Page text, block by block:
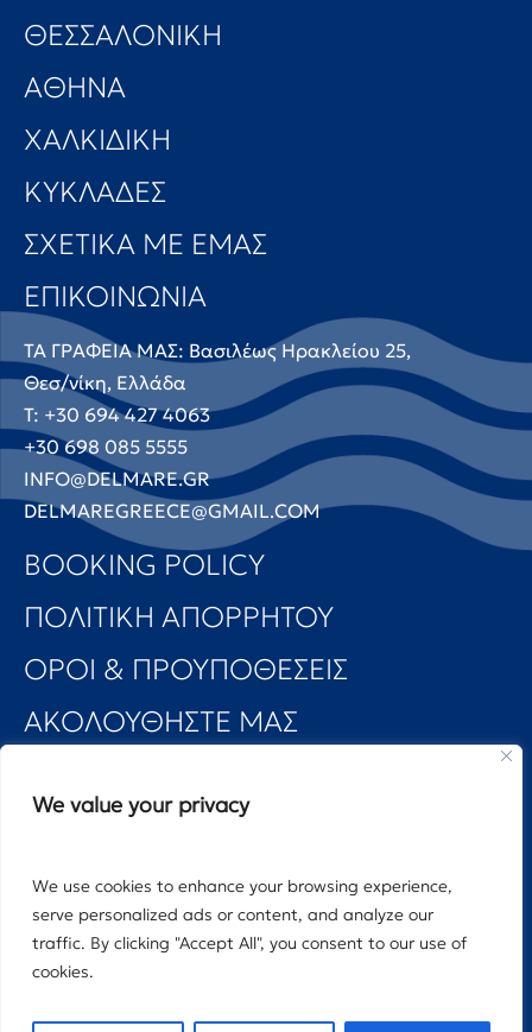
We value your privacy
We use cookies to enhance your browsing experience,
cookies.
Customize
ΘΕΣΣΑΛΟΝΙΚΗ
ΑΘΗΝΑ
ΧΑΛΚΙΔΙΚΗ
ΚΥΚΛΑΔΕΣ
ΣΧΕΤΙΚΑ ΜΕ ΕΜΑΣ
ΕΠΙΚΟΙΝΩΝΙΑ
ΤΑ ΓΡΑΦΕΙΑ ΜΑΣ: Βασιλέως Ηρακλείου 25,
Θεσ/νίκη, Ελλάδα
T: +30 694 427 4063
+30 698 085 5555
INFO@DELMARE.GR
DELMAREGREECE@GMAIL.COM
BOOKING POLICY
ΠΟΛΙΤΙΚΗ ΑΠΟΡΡΗΤΟΥ
ΟΡΟΙ & ΠΡΟΥΠΟΘΕΣΕΙΣ
ΑΚΟΛΟΥΘΗΣΤΕ ΜΑΣ
Designed by: Arbous Studio | Powered by: Seen Digital